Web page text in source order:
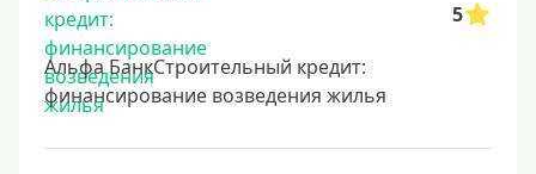
8 лет
9 лет
5
Альфа БанкСтроительный кредит:
финансирование возведения жилья